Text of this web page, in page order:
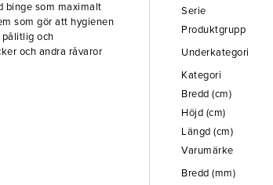
binge som maximalt
som gör att hygienen
och
och andra råvaror
Serie
Produktgrupp
Underkategori
Kategori
Bredd (cm)
Höjd (cm)
Längd (cm)
Varumärke
Bredd (mm)